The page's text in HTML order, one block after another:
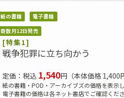
紙の書籍
電子書籍
奇数月12日発売
[特集1]
戦争犯罪に立ち向かう
定価：税込 1,540円（本体価格 1,400
紙の書籍・POD・アーカイブズの価格を表示
電子書籍の価格は各ネット書店でご確認くだ